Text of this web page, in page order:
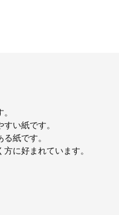
い紙です。
紙です。
に好まれています。